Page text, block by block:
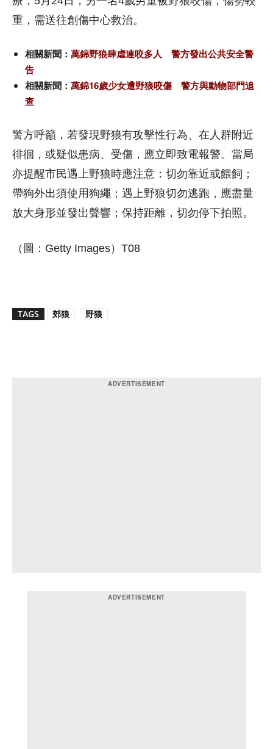
重，需送往創傷中心救治。
相關新聞： 萬錦野狼肆虐連咬多人 警方發出公共安全警
告
相關新聞： 萬錦16歲少女遭野狼咬傷 警方與動物部門追
查
警方呼籲，若發現野狼有攻擊性行為、在人群附近
徘徊，或疑似患病、受傷，應立即致電報警。當局
亦提醒市民遇上野狼時應注意：切勿靠近或餵飼；
帶狗外出須使用狗繩；遇上野狼切勿逃跑，應盡量
放大身形並發出聲響；保持距離，切勿停下拍照。
（圖：Getty Images）T08
TAGS 郊狼 野狼